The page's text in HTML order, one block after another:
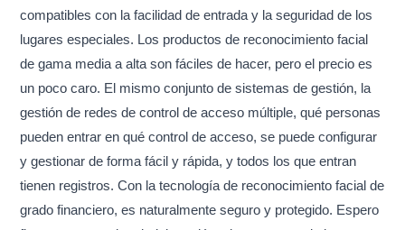
compatibles con la facilidad de entrada y la seguridad de los
lugares especiales. Los productos de reconocimiento facial
de gama media a alta son fáciles de hacer, pero el precio es
un poco caro. El mismo conjunto de sistemas de gestión, la
gestión de redes de control de acceso múltiple, qué personas
pueden entrar en qué control de acceso, se puede configurar
y gestionar de forma fácil y rápida, y todos los que entran
tienen registros. Con la tecnología de reconocimiento facial de
grado financiero, es naturalmente seguro y protegido. Espero